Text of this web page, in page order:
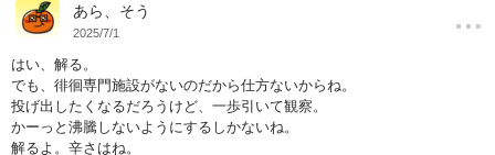
あら、そう
2025/7/1 …
はい、解る。
でも、徘徊専門施設がないのだから仕方ないからね。
投げ出したくなるだろうけど、一歩引いて観察。
かーっと沸騰しないようにするしかないね。
解るよ。辛さはね。